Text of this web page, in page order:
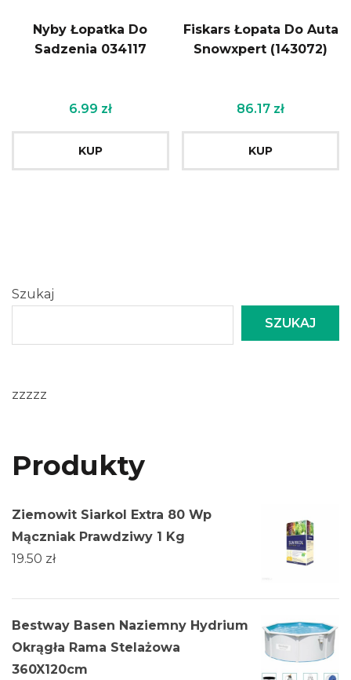
Nyby Łopatka Do
Sadzenia 034117
6.99 zł
KUP
Fiskars Łopata Do Auta
Snowxpert (143072)
86.17 zł
KUP
Szukaj
SZUKAJ
zzzzz
Produkty
Ziemowit Siarkol Extra 80 Wp
Mączniak Prawdziwy 1 Kg
19.50 zł
Bestway Basen Naziemny Hydrium
Okrągła Rama Stelażowa
360X120cm